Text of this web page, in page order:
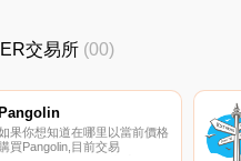
交易所 (00)
Pangolin
果你想知道在哪里以當前價格
購買Pangolin,目前交易